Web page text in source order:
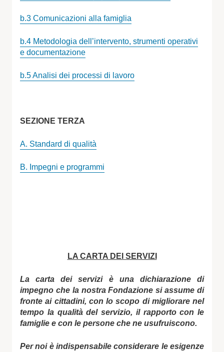
b.3 Comunicazioni alla famiglia
b.4 Metodologia dell’intervento, strumenti operativi
e documentazione
b.5 Analisi dei processi di lavoro
SEZIONE TERZA
A. Standard di qualità
B. Impegni e programmi
LA CARTA DEI SERVIZI
La carta dei servizi è una dichiarazione di
impegno che la nostra Fondazione si assume di
fronte ai cittadini, con lo scopo di migliorare nel
tempo la qualità del servizio, il rapporto con le
famiglie e con le persone che ne usufruiscono.
Per noi è indispensabile considerare le esigenze